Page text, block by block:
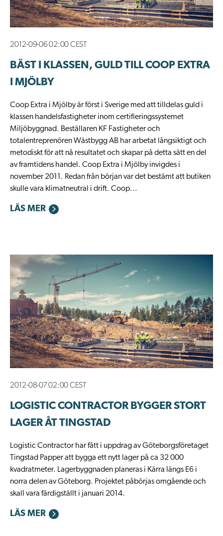
2012-09-06 02:00 CEST
BÄST I KLASSEN, GULD TILL COOP EXTRA
I MJÖLBY
​Coop Extra i Mjölby är först i Sverige med att tilldelas guld i
klassen handelsfastigheter inom certifieringssystemet
Miljöbyggnad. Beställaren KF Fastigheter och
totalentreprenören Wästbygg AB har arbetat långsiktigt och
metodiskt för att nå resultatet och skapar på detta sätt en del
av framtidens handel. Coop Extra i Mjölby invigdes i
november 2011. Redan från början var det bestämt att butiken
skulle vara klimatneutral i drift. Coop...
LÄS MER
2012-08-07 02:00 CEST
LOGISTIC CONTRACTOR BYGGER STORT
LAGER ÅT TINGSTAD
Logistic Contractor har fått i uppdrag av Göteborgsföretaget
Tingstad Papper att bygga ett nytt lager på ca 32 000
kvadratmeter. Lagerbyggnaden planeras i Kärra längs E6 i
norra delen av Göteborg. Projektet påbörjas omgående och
skall vara färdigställt i januari 2014.
LÄS MER